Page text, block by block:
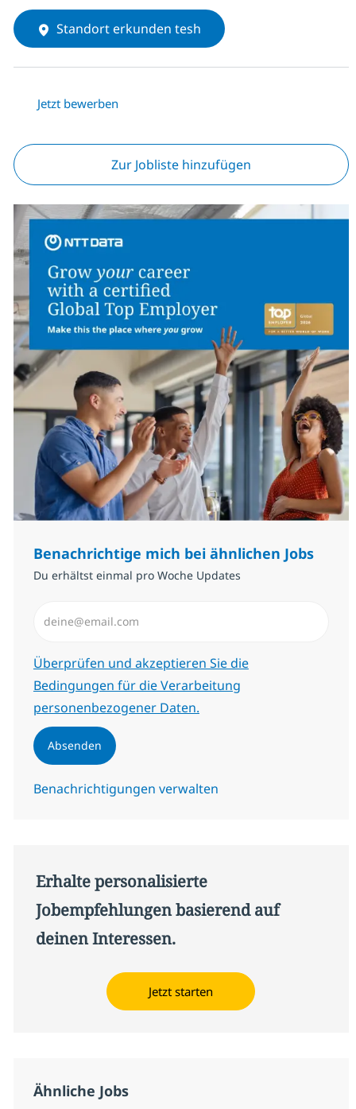
Standort erkunden tesh
Jetzt bewerben
Zur Jobliste hinzufügen
Benachrichtige mich bei ähnlichen Jobs
Du erhältst einmal pro Woche Updates
Erforderlich
Überprüfen und akzeptieren Sie die
Bedingungen für die Verarbeitung
personenbezogener Daten.
Absenden
Benachrichtigungen verwalten
Erhalte personalisierte
Jobempfehlungen basierend auf
deinen Interessen.
Jetzt starten
Ähnliche Jobs